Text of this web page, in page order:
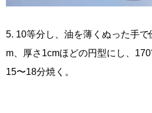
5. 10等分し、油を薄くぬった手
m、厚さ1cmほどの円型にし、
15〜18分焼く。